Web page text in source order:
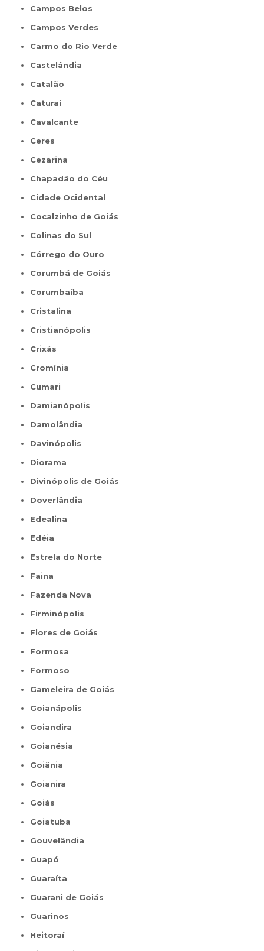
Campos Belos
Campos Verdes
Carmo do Rio Verde
Castelândia
Catalão
Caturaí
Cavalcante
Ceres
Cezarina
Chapadão do Céu
Cidade Ocidental
Cocalzinho de Goiás
Colinas do Sul
Córrego do Ouro
Corumbá de Goiás
Corumbaíba
Cristalina
Cristianópolis
Crixás
Cromínia
Cumari
Damianópolis
Damolândia
Davinópolis
Diorama
Divinópolis de Goiás
Doverlândia
Edealina
Edéia
Estrela do Norte
Faina
Fazenda Nova
Firminópolis
Flores de Goiás
Formosa
Formoso
Gameleira de Goiás
Goianápolis
Goiandira
Goianésia
Goiânia
Goianira
Goiás
Goiatuba
Gouvelândia
Guapó
Guaraíta
Guarani de Goiás
Guarinos
Heitoraí